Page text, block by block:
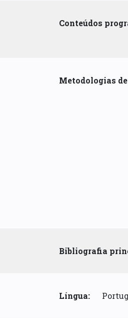
Conteúdos
Metodologias
Bibliografia
Língua: